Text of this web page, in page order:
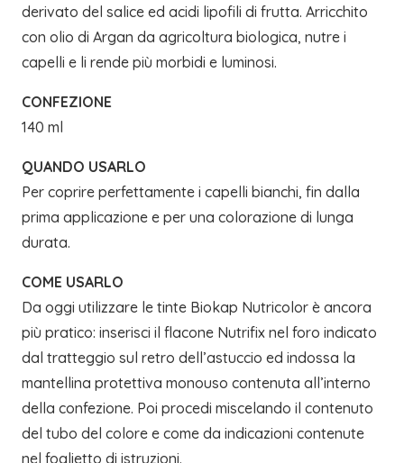
derivato del salice ed acidi lipofili di frutta. Arricchito
con olio di Argan da agricoltura biologica, nutre i
capelli e li rende più morbidi e luminosi.
CONFEZIONE
140 ml
QUANDO USARLO
Per coprire perfettamente i capelli bianchi, fin dalla
prima applicazione e per una colorazione di lunga
durata.
COME USARLO
Da oggi utilizzare le tinte Biokap Nutricolor è ancora
più pratico: inserisci il flacone Nutrifix nel foro indicato
dal tratteggio sul retro dell’astuccio ed indossa la
mantellina protettiva monouso contenuta all’interno
della confezione. Poi procedi miscelando il contenuto
del tubo del colore e come da indicazioni contenute
nel foglietto di istruzioni.